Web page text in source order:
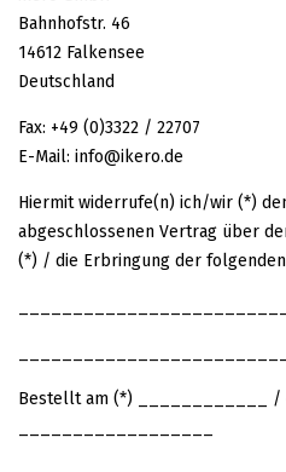
Bahnhofstr. 46
14612 Falkensee
Deutschland
Fax: +49 (0)3322 / 22707
E-Mail: info@ikero.de
Hiermit widerrufe(n) ich/wir (*)
abgeschlossenen Vertrag über
(*) / die Erbringung der
Bestellt am (*) ____________ /